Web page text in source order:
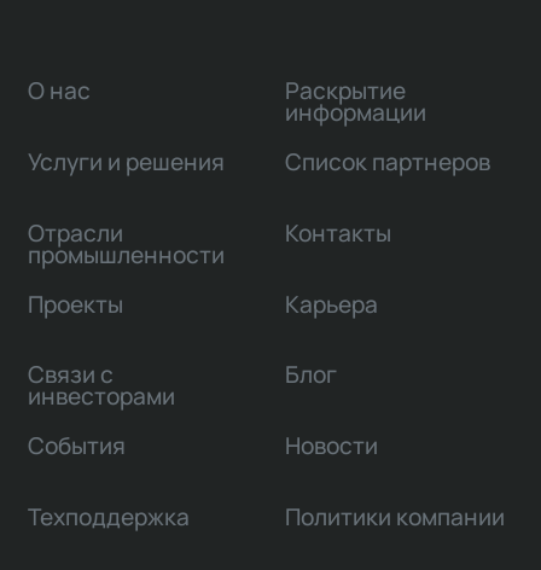
О нас
Услуги и решения
Отрасли
промышленности
Проекты
Связи с
инвесторами
Раскрытие
информации
Список партнеров
Контакты
Карьера
Блог
События Новости
Техподдержка Политики компании